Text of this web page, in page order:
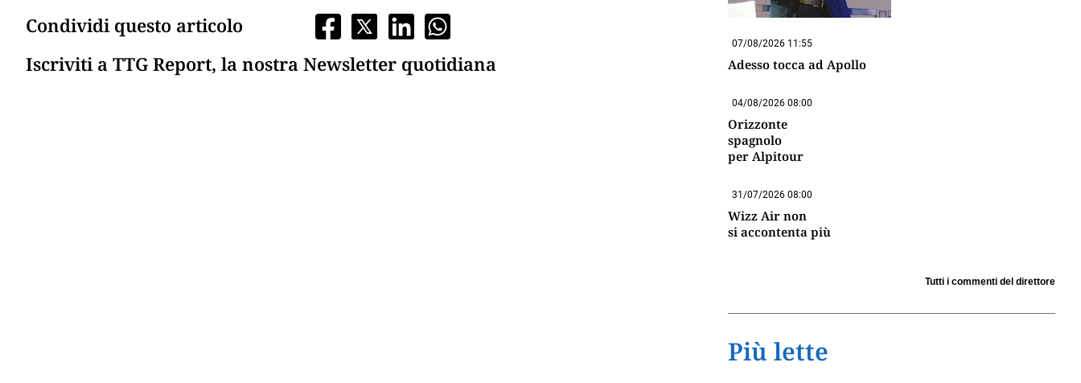
Condividi questo articolo
Iscriviti a TTG Report, la nostra Newsletter quotidiana
07/08/2026 11:55
Adesso tocca ad Apollo
04/08/2026 08:00
Orizzonte
spagnolo
per Alpitour
31/07/2026 08:00
Wizz Air non
si accontenta più
Tutti i commenti del direttore
Più lette